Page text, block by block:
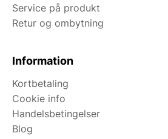
Service på produkt
Retur og ombytning
Information
Kortbetaling
Cookie info
Handelsbetingelser
Blog